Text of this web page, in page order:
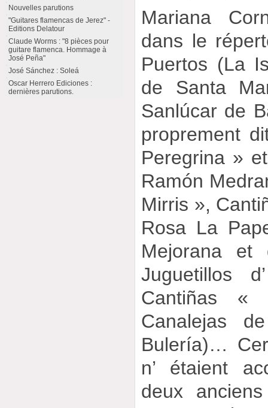
Mariana
dans le
Puertos (La
de Santa
Sanlúcar de
proprement
Peregrina »
Ramón
Mirris »,
Rosa La
Mejorana et
Juguetillos
Cantiñas
Canalejas
Bulería)…
n’ étaient
deux
Nouvelles parutions
"Guitares flamencas de Jerez" -
Editions Delatour
Claude Worms : "8 pièces pour
guitare flamenca. Hommage à
José Peña"
José Sánchez : Soleá
Oscar Herrero Ediciones :
dernières parutions.